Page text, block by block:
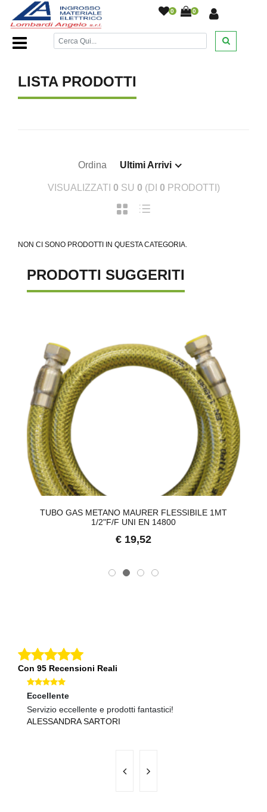
0 0
Home Page//
LISTA PRODOTTI
Ordina Ultimi Arrivi
VISUALIZZATI 0 SU 0 (DI 0 PRODOTTI)
NON CI SONO PRODOTTI IN QUESTA CATEGORIA.
PRODOTTI SUGGERITI
TUBO GAS METANO MAURER FLESSIBILE 1MT
1/2"F/F UNI EN 14800
€ 19,52
Con 95 Recensioni Reali
Eccellente
Servizio eccellente e prodotti fantastici!
ALESSANDRA SARTORI